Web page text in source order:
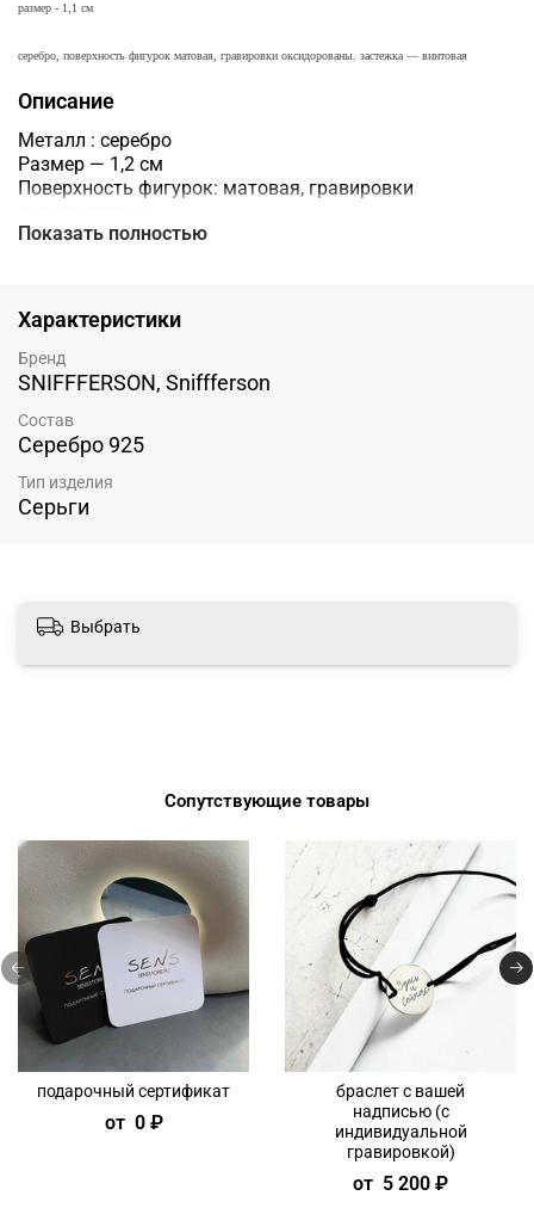
размер - 1,1 см
серебро, поверхность фигурок матовая, гравировки оксидорованы. застежка — винтовая
Описание
Металл : серебро
Размер — 1,2 см
Поверхность фигурок: матовая, гравировки
Застежка : винтовая
Показать полностью
Характеристики
Бренд
SNIFFFERSON, Sniffferson
Состав
Серебро 925
Тип изделия
Серьги
Выбрать
Сопутствующие товары
подарочный сертификат
от 0 ₽
браслет с вашей
надписью (с
индивидуальной
гравировкой)
от 5 200 ₽